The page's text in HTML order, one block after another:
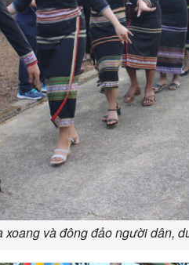
và đông đảo người dân,